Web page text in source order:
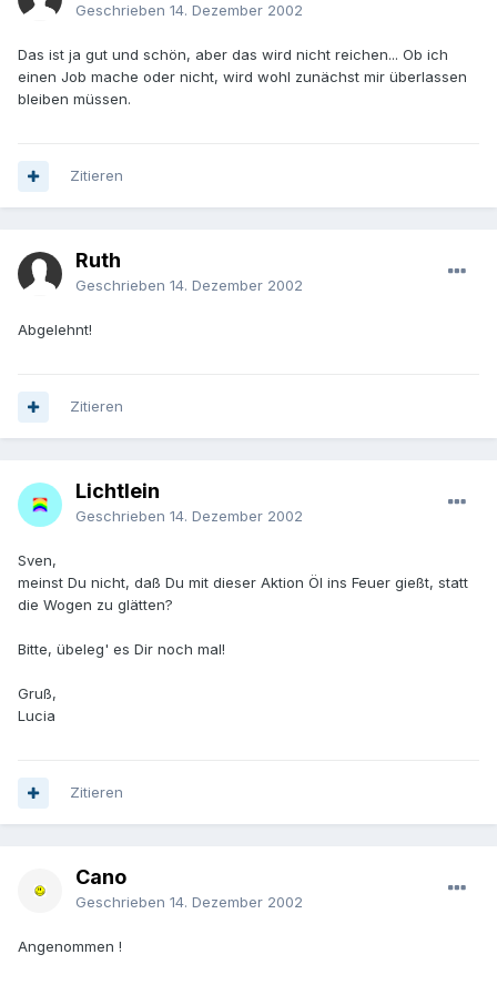
Geschrieben 14. Dezember 2002
Das ist ja gut und schön, aber das wird nicht reichen... Ob ich
einen Job mache oder nicht, wird wohl zunächst mir überlassen
bleiben müssen.
Zitieren
Ruth
Geschrieben 14. Dezember 2002
Abgelehnt!
Zitieren
Lichtlein
Geschrieben 14. Dezember 2002
Sven,
meinst Du nicht, daß Du mit dieser Aktion Öl ins Feuer gießt, statt
die Wogen zu glätten?
Bitte, übeleg' es Dir noch mal!
Gruß,
Lucia
Zitieren
Cano
Geschrieben 14. Dezember 2002
Angenommen !